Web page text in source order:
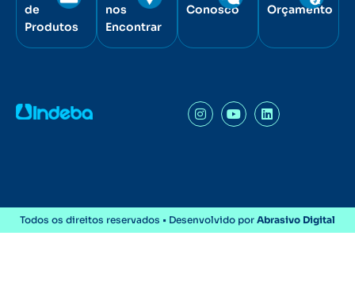
de
Produtos
nos
Encontrar
Conosco
Orçamento
Todos os direitos reservados • Desenvolvido por Abrasivo Digital